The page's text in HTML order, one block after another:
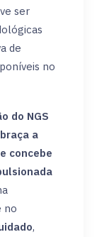
ser
de
no
do NGS
a
concebe
no
,